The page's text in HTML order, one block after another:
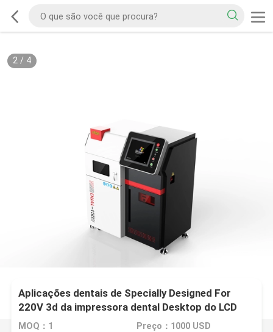
2/ 4
Aplicações dentais de Specially Designed For
220V 3d da impressora dental Desktop do LCD
MOQ：1 Preço：1000 USD